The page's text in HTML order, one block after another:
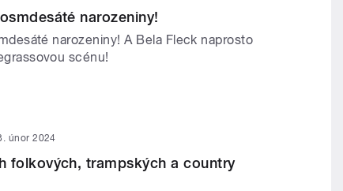
narozeniny!
narozeniny! A Bela Fleck naprosto
scénu!
únor 2024
folkových, trampských a country